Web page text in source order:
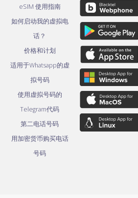
eSIM 使用指南
如何启动我的虚拟电
话？
价格和计划
适用于Whatsapp的虚
拟号码
使用虚拟号码的
Telegram代码
第二电话号码
用加密货币购买电话
号码